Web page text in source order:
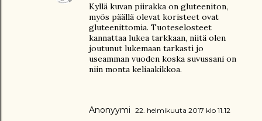
Kyllä kuvan piirakka on gluteeniton,
myös päällä olevat koristeet ovat
gluteenittomia. Tuoteselosteet
kannattaa lukea tarkkaan, niitä olen
joutunut lukemaan tarkasti jo
useamman vuoden koska suvussani on
niin monta keliaakikkoa.
Anonyymi 22. helmikuuta 2017 klo 11.12